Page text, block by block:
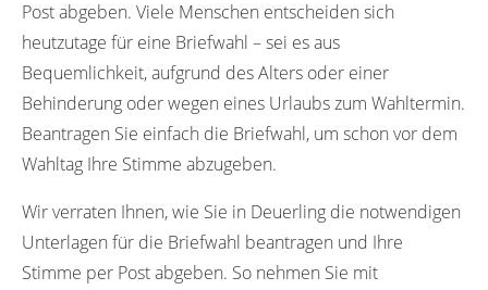
Post abgeben. Viele Menschen entscheiden sich
heutzutage für eine Briefwahl – sei es aus
Bequemlichkeit, aufgrund des Alters oder einer
Behinderung oder wegen eines Urlaubs zum Wahltermin.
Beantragen Sie einfach die Briefwahl, um schon vor dem
Wahltag Ihre Stimme abzugeben.
Wir verraten Ihnen, wie Sie in Deuerling die notwendigen
Unterlagen für die Briefwahl beantragen und Ihre
Stimme per Post abgeben. So nehmen Sie mit